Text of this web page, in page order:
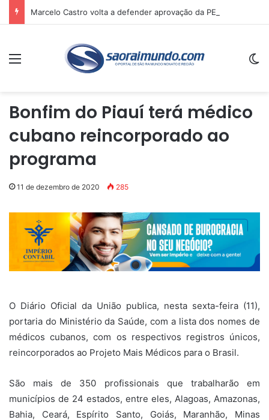
Menu
Bonfim do Piauí terá médico
cubano reincorporado ao
programa
11 de dezembro de 2020 285
O Diário Oficial da União publica, nesta sexta-feira (11),
portaria do Ministério da Saúde, com a lista dos nomes de
médicos cubanos, com os respectivos registros únicos,
reincorporados ao Projeto Mais Médicos para o Brasil.
São mais de 350 profissionais que trabalharão em
municípios de 24 estados, entre eles, Alagoas, Amazonas,
Bahia, Ceará, Espírito Santo, Goiás, Maranhão, Minas